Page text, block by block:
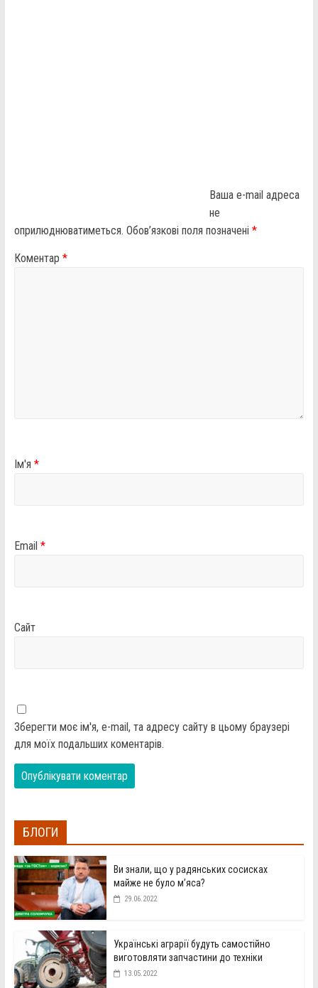
Ваша e-mail адреса
не
оприлюднюватиметься. Обов’язкові поля позначені *
Коментар *
Ім'я *
Email *
Сайт
Зберегти моє ім'я, e-mail, та адресу сайту в цьому браузері
для моїх подальших коментарів.
БЛОГИ
Ви знали, що у радянських сосисках
майже не було м’яса?
29.06.2022
Українські аграрії будуть самостійно
виготовляти запчастини до техніки
13.05.2022